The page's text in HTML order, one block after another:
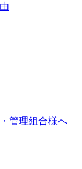
管理組合様へ